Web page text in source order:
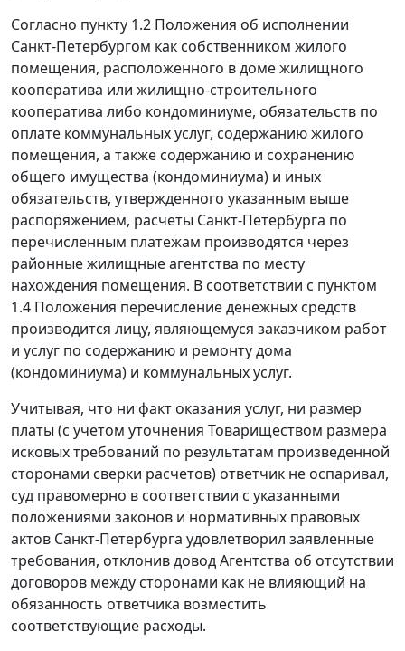
Согласно пункту 1.2 Положения об исполнении
Санкт-Петербургом как собственником жилого
помещения, расположенного в доме жилищного
кооператива или жилищно-строительного
кооператива либо кондоминиуме, обязательств по
оплате коммунальных услуг, содержанию жилого
помещения, а также содержанию и сохранению
общего имущества (кондоминиума) и иных
обязательств, утвержденного указанным выше
распоряжением, расчеты Санкт-Петербурга по
перечисленным платежам производятся через
районные жилищные агентства по месту
нахождения помещения. В соответствии с пунктом
1.4 Положения перечисление денежных средств
производится лицу, являющемуся заказчиком работ
и услуг по содержанию и ремонту дома
(кондоминиума) и коммунальных услуг.
Учитывая, что ни факт оказания услуг, ни размер
платы (с учетом уточнения Товариществом размера
исковых требований по результатам произведенной
сторонами сверки расчетов) ответчик не оспаривал,
суд правомерно в соответствии с указанными
положениями законов и нормативных правовых
актов Санкт-Петербурга удовлетворил заявленные
требования, отклонив довод Агентства об отсутствии
договоров между сторонами как не влияющий на
обязанность ответчика возместить
соответствующие расходы.